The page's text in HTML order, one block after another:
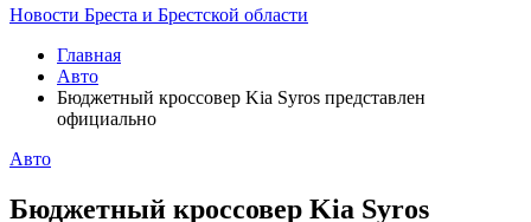
Новости Бреста и Брестской области
Главная
Авто
Бюджетный кроссовер Kia Syros представлен
официально
Авто
Бюджетный кроссовер Kia Syros